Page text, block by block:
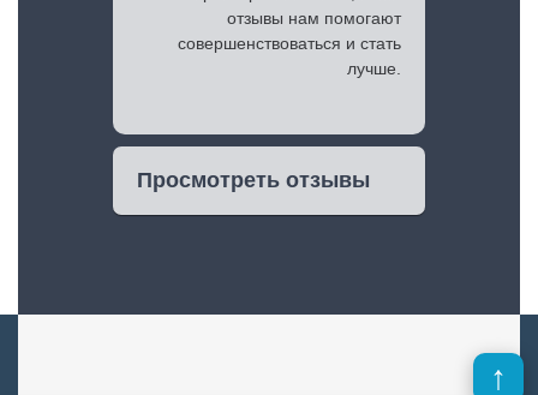
отзывы нам помогают
совершенствоваться и стать
лучше.
Просмотреть отзывы